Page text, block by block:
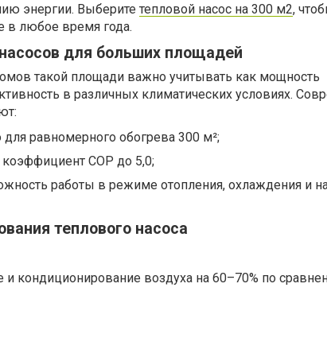
энергии. Выберите тепловой насос на 300 м2,
в любое время года.
для больших площадей
такой площади важно учитывать как мощность
в различных климатических условиях.
для равномерного обогрева 300 м²;
коэффициент COP до 5,0;
работы в режиме отопления, охлаждения и
теплового насоса
и кондиционирование воздуха на 60–70% по